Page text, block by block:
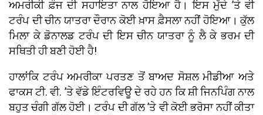
ਅਮਰੀਕੀ ਫ਼ੌਜ ਦੀ ਸਹਾਇਤਾ ਨਾਲ ਹੋਇਆ ਹੈ। ਇਸ ਮੁੱਦੇ ’ਤੇ ਵੀ
ਟਰੰਪ ਦੀ ਚੀਨ ਯਾਤਰਾ ਦੌਰਾਨ ਕੋਈ ਖ਼ਾਸ ਫ਼ੈਸਲਾ ਨਹੀਂ ਹੋਇਆ। ਕੁੱਲ
ਮਿਲਾ ਕੇ ਡੋਨਾਲਡ ਟਰੰਪ ਦੀ ਇਸ ਚੀਨ ਯਾਤਰਾ ਨੂੰ ਲੈ ਕੇ ਭਰਮ ਦੀ
ਸਥਿਤੀ ਹੀ ਬਣੀ ਹੋਈ ਹੈ!
ਹਾਲਾਂਕਿ ਟਰੰਪ ਅਮਰੀਕਾ ਪਰਤਣ ਤੋਂ ਬਾਅਦ ਸੋਸ਼ਲ ਮੀਡੀਆ ਅਤੇ
ਫਾਕਸ ਟੀ. ਵੀ. ’ਤੇ ਵੱਡੇ ਇੰਟਰਵਿਊ ਦੇ ਰਹੇ ਹਨ ਕਿ ਸ਼ੀ ਜਿਨਪਿੰਗ ਨਾਲ
ਬਹੁਤ ਚੰਗੀ ਗੱਲ ਹੋਈ। ਟਰੰਪ ਦੀ ਗੱਲ ’ਤੇ ਵੀ ਕੋਈ ਭਰੋਸਾ ਨਹੀਂ ਕੀਤਾ